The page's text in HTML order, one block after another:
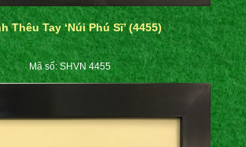
Thêu Tay ‘Núi Phú Sĩ’ (4455)
Mã số: SHVN 4455